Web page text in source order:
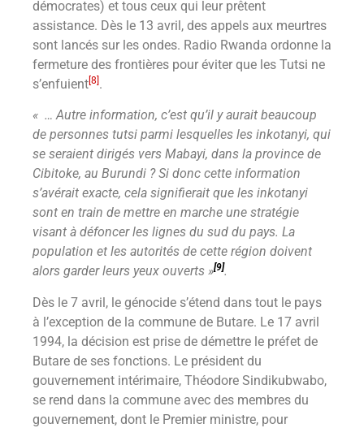
démocrates) et tous ceux qui leur prêtent
assistance. Dès le 13 avril, des appels aux meurtres
sont lancés sur les ondes. Radio Rwanda ordonne la
fermeture des frontières pour éviter que les Tutsi ne
s’enfuient [8] .
« … Autre information, c’est qu’il y aurait beaucoup
de personnes tutsi parmi lesquelles les inkotanyi, qui
se seraient dirigés vers Mabayi, dans la province de
Cibitoke, au Burundi ? Si donc cette information
s’avérait exacte, cela signifierait que les inkotanyi
sont en train de mettre en marche une stratégie
visant à défoncer les lignes du sud du pays. La
population et les autorités de cette région doivent
alors garder leurs yeux ouverts »[9].
Dès le 7 avril, le génocide s’étend dans tout le pays
à l’exception de la commune de Butare. Le 17 avril
1994, la décision est prise de démettre le préfet de
Butare de ses fonctions. Le président du
gouvernement intérimaire, Théodore Sindikubwabo,
se rend dans la commune avec des membres du
gouvernement, dont le Premier ministre, pour